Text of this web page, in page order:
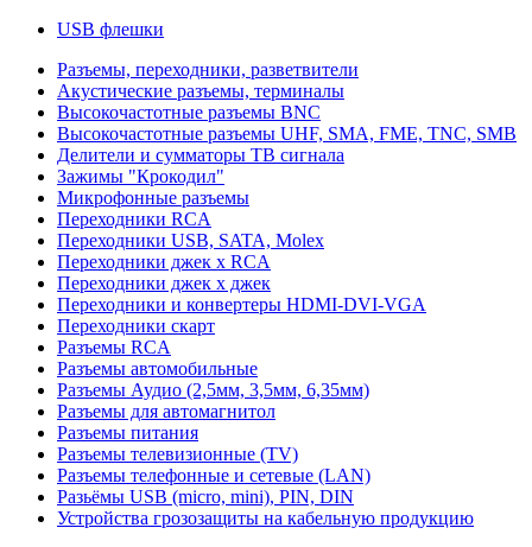
USB флешки
Разъемы, переходники, разветвители
Акустические разъемы, терминалы
Высокочастотные разъемы BNC
Высокочастотные разъемы UHF, SMA, FME, TNC, SMB
Делители и сумматоры ТВ сигнала
Зажимы "Крокодил"
Микрофонные разъемы
Переходники RCA
Переходники USB, SATA, Molex
Переходники джек х RCA
Переходники джек х джек
Переходники и конвертеры HDMI-DVI-VGA
Переходники скарт
Разъемы RCA
Разъемы автомобильные
Разъемы Аудио (2,5мм, 3,5мм, 6,35мм)
Разъемы для автомагнитол
Разъемы питания
Разъемы телевизионные (TV)
Разъемы телефонные и сетевые (LAN)
Разьёмы USB (micro, mini), PIN, DIN
Устройства грозозащиты на кабельную продукцию